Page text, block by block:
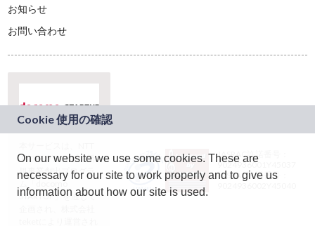
お知らせ
お問い合わせ
ドコモグループの新
規事業創出プログラ
ム「docomo
STARTUP」を通じて
JASRAC許諾番号：
9024936001Y45037
JASRAC許諾番号：
On our website we use some cookies. These are
necessary for our site to work properly and to give us
information about how our site is used.